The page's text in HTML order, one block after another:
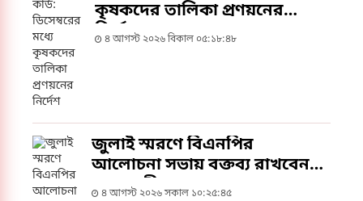
মুখ্য সচিব এ. বি. এম. আব্দুস সাত্তারসহ সংশ্লিষ্ট মন্ত্রণালয়
ও বিভাগের ঊর্ধ্বতন কর্মকর্তারা।
কৃষকদের তালিকা প্রণয়নের
নির্দেশ
৪ আগস্ট ২০২৬ বিকাল ০৫:১৮:৪৮
জুলাই স্মরণে বিএনপির
আলোচনা সভায় বক্তব্য রাখবেন
প্রধানমন্ত্রী
৪ আগস্ট ২০২৬ সকাল ১০:২৫:৪৫